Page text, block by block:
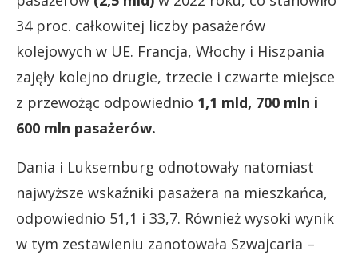
34 proc. całkowitej liczby pasażerów
kolejowych w UE. Francja, Włochy i Hiszpania
zajęły kolejno drugie, trzecie i czwarte miejsce
z przewożąc odpowiednio 1,1 mld, 700 mln i
600 mln pasażerów.
Dania i Luksemburg odnotowały natomiast
najwyższe wskaźniki pasażera na mieszkańca,
odpowiednio 51,1 i 33,7. Również wysoki wynik
w tym zestawieniu zanotowała Szwajcaria –